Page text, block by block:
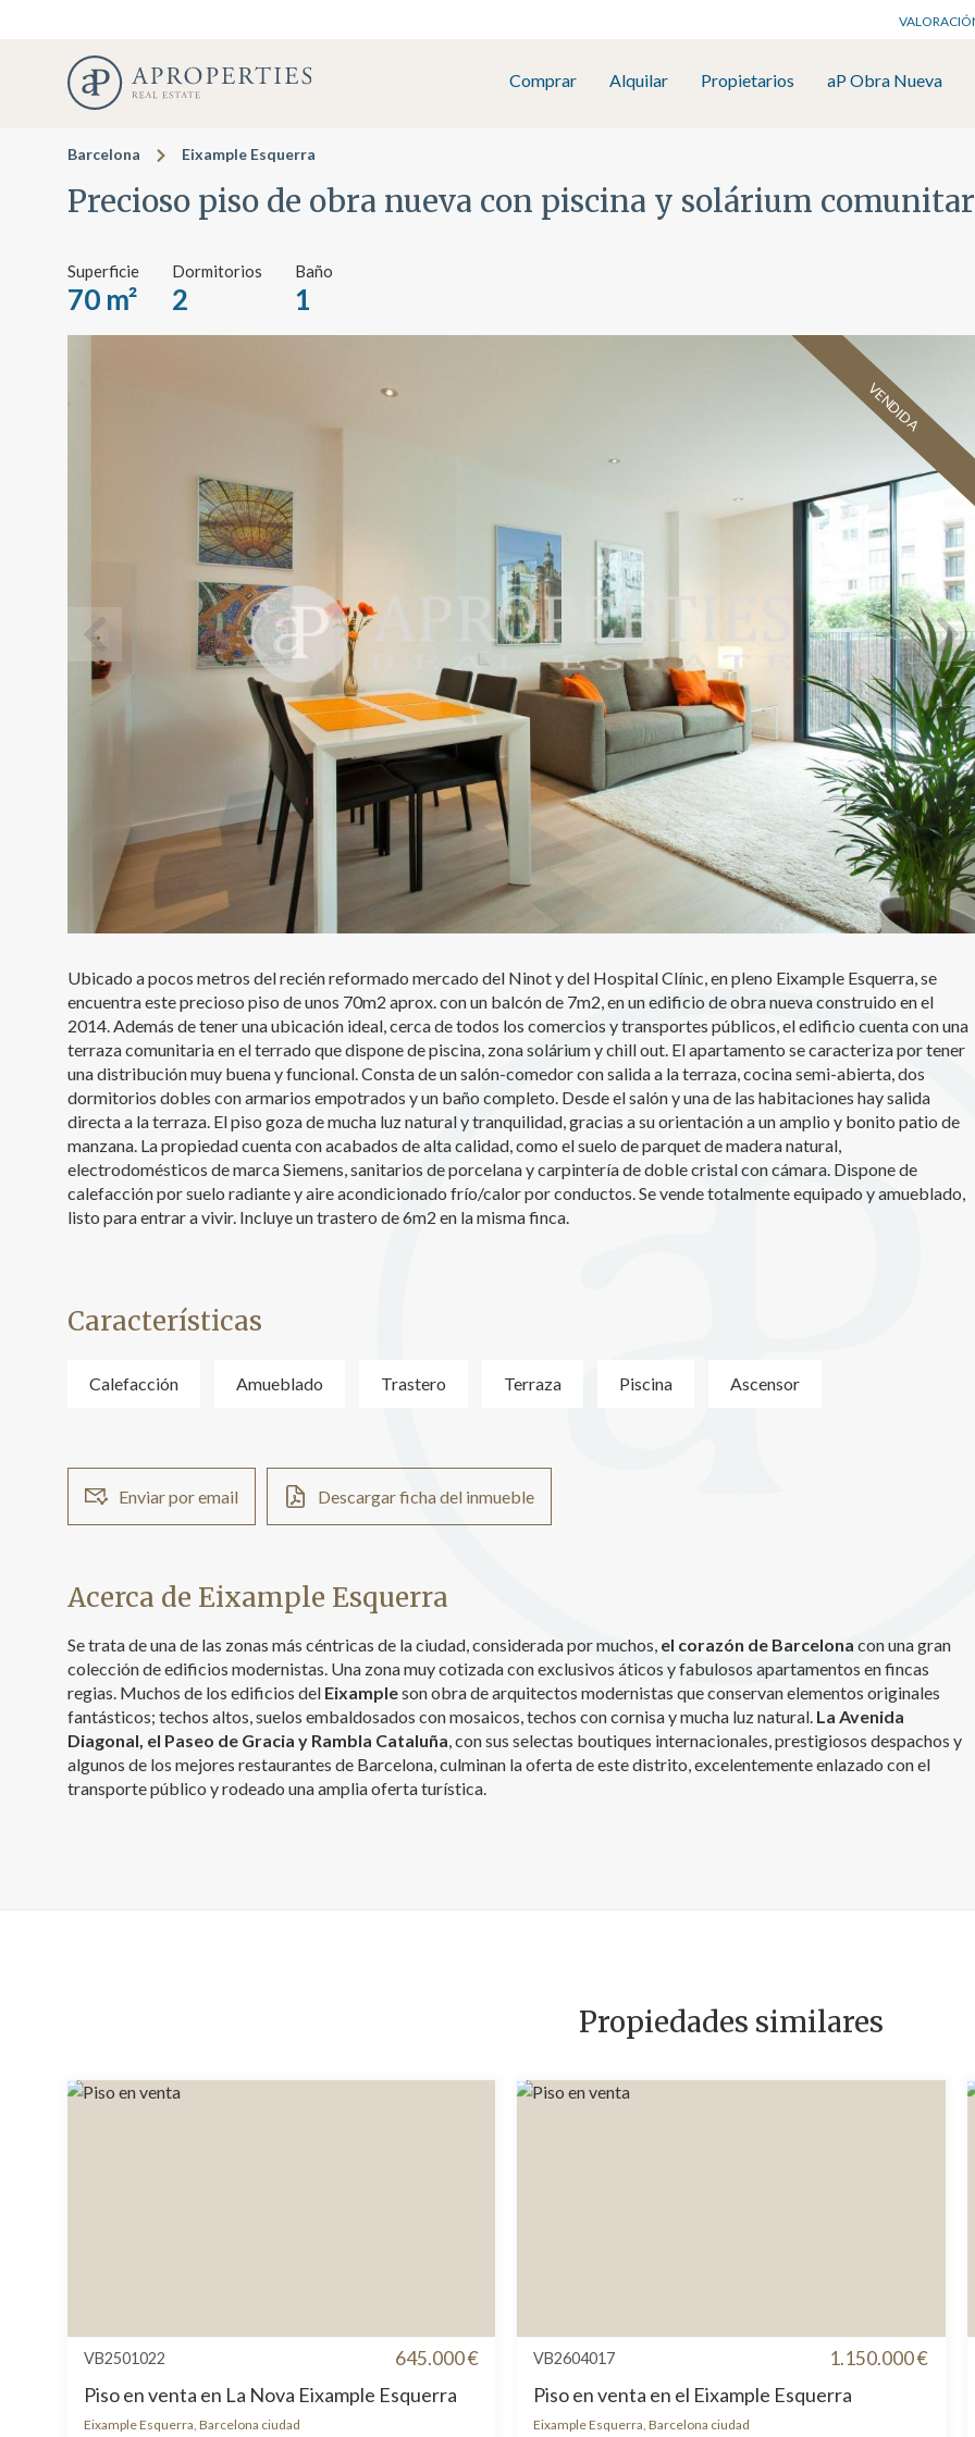
Comprar Alquilar Propietarios aP Obra Nueva
Barcelona Eixample Esquerra
Precioso piso de obra nueva con piscina y solárium
Superficie
70 m²
Dormitorios
2
Baño
1
VENDIDA
Ubicado a pocos metros del recién reformado mercado del Ninot y del Hospital Clínic, en pleno Eixample Esquerra, se
encuentra este precioso piso de unos 70m2 aprox. con un balcón de 7m2, en un edificio de obra nueva construido en el
2014. Además de tener una ubicación ideal, cerca de todos los comercios y transportes públicos, el edificio cuenta con una
terraza comunitaria en el terrado que dispone de piscina, zona solárium y chill out. El apartamento se caracteriza por tener
una distribución muy buena y funcional. Consta de un salón-comedor con salida a la terraza, cocina semi-abierta, dos
dormitorios dobles con armarios empotrados y un baño completo. Desde el salón y una de las habitaciones hay salida
directa a la terraza. El piso goza de mucha luz natural y tranquilidad, gracias a su orientación a un amplio y bonito patio de
manzana. La propiedad cuenta con acabados de alta calidad, como el suelo de parquet de madera natural,
electrodomésticos de marca Siemens, sanitarios de porcelana y carpintería de doble cristal con cámara. Dispone de
calefacción por suelo radiante y aire acondicionado frío/calor por conductos. Se vende totalmente equipado y amueblado,
listo para entrar a vivir. Incluye un trastero de 6m2 en la misma finca.
Características
Calefacción Amueblado Trastero Terraza Piscina Ascensor
Enviar por email Descargar ficha del inmueble
Acerca de Eixample Esquerra
Se trata de una de las zonas más céntricas de la ciudad, considerada por muchos, el corazón de Barcelona con una gran
colección de edificios modernistas. Una zona muy cotizada con exclusivos áticos y fabulosos apartamentos en fincas
regias. Muchos de los edificios del Eixampleson obra de arquitectos modernistas que conservan elementos originales
fantásticos; techos altos, suelos embaldosados con mosaicos, techos con cornisa y mucha luz natural. La Avenida
Diagonal, el Paseo de Gracia y Rambla Cataluña, con sus selectas boutiques internacionales, prestigiosos despachos y
algunos de los mejores restaurantes de Barcelona, culminan la oferta de este distrito, excelentemente enlazado con el
transporte público y rodeado una amplia oferta turística.
Propiedades similares
VB2501022 645.000 €
Piso en venta en La Nova Eixample Esquerra
Eixample Esquerra, Barcelona ciudad
VB2604017 1.150.000 €
Piso en venta en el Eixample Esquerra
Eixample Esquerra, Barcelona ciudad
Modificar cookies
Técnicas y funcionales
Siempre
Este sitio web utiliza Cookies propias para recopilar información con la finalidad
mejorar nuestros servicios. Si continua navegando, supone la aceptación de la
instalación de las mismas. El usuario tiene la posibilidad de configurar su
pudiendo, si así lo desea, impedir que sean instaladas en su disco duro,
deberá tener en cuenta que dicha acción podrá ocasionar dificultades de
Analíticas y personalización
Permiten realizar el seguimiento y análisis del comportamiento de los usuarios
sitio web. La información recogida mediante este tipo de cookies se utiliza en la
medición de la actividad de la web para la elaboración de perfiles de
los usuarios con el fin de introducir mejoras en función del análisis de los datos
que hacen los usuarios del servicio. Permiten guardar la información de
del usuario para mejorar la calidad de nuestros servicios y para ofrecer una
experiencia a través de productos recomendados.
Marketing y publicidad